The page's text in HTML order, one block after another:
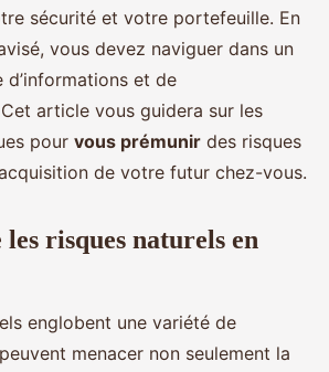
2024•5 min de lecture
sécurité et votre portefeuille. En
vous devez naviguer dans un
d’informations et de
article vous guidera sur les
pour vous prémunir des risques
de votre futur chez-vous.
risques naturels en
englobent une variété de
menacer non seulement la